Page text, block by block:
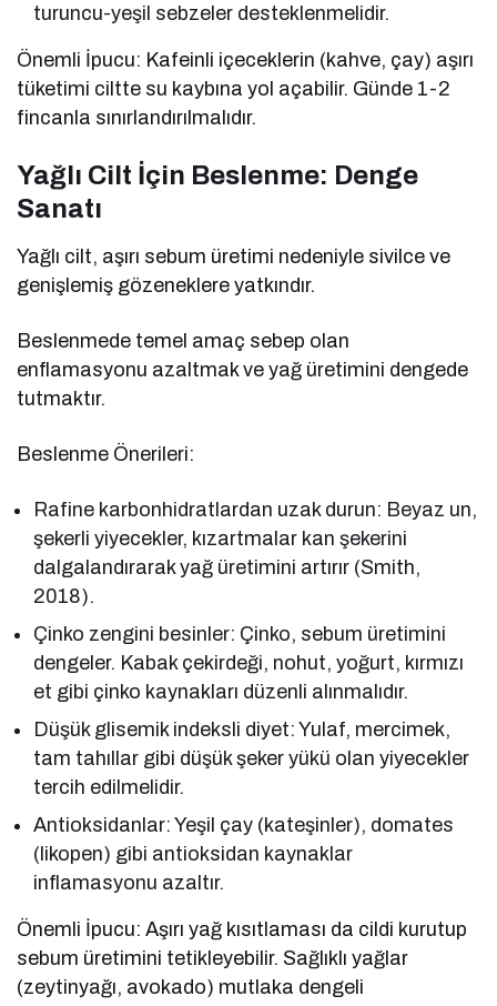
turuncu-yeşil sebzeler desteklenmelidir.
Önemli İpucu: Kafeinli içeceklerin (kahve, çay) aşırı
tüketimi ciltte su kaybına yol açabilir. Günde 1-2
fincanla sınırlandırılmalıdır.
Yağlı Cilt İçin Beslenme: Denge
Sanatı
Yağlı cilt, aşırı sebum üretimi nedeniyle sivilce ve
genişlemiş gözeneklere yatkındır.
Beslenmede temel amaç sebep olan
enflamasyonu azaltmak ve yağ üretimini dengede
tutmaktır.
Beslenme Önerileri:
Rafine karbonhidratlardan uzak durun: Beyaz un,
şekerli yiyecekler, kızartmalar kan şekerini
dalgalandırarak yağ üretimini artırır (Smith,
2018).
Çinko zengini besinler: Çinko, sebum üretimini
dengeler. Kabak çekirdeği, nohut, yoğurt, kırmızı
et gibi çinko kaynakları düzenli alınmalıdır.
Düşük glisemik indeksli diyet: Yulaf, mercimek,
tam tahıllar gibi düşük şeker yükü olan yiyecekler
tercih edilmelidir.
Antioksidanlar: Yeşil çay (kateşinler), domates
(likopen) gibi antioksidan kaynaklar
inflamasyonu azaltır.
Önemli İpucu: Aşırı yağ kısıtlaması da cildi kurutup
sebum üretimini tetikleyebilir. Sağlıklı yağlar
(zeytinyağı, avokado) mutlaka dengeli